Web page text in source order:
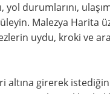
durumlarını,
Malezya Harita
uydu, kroki ve
altına girerek